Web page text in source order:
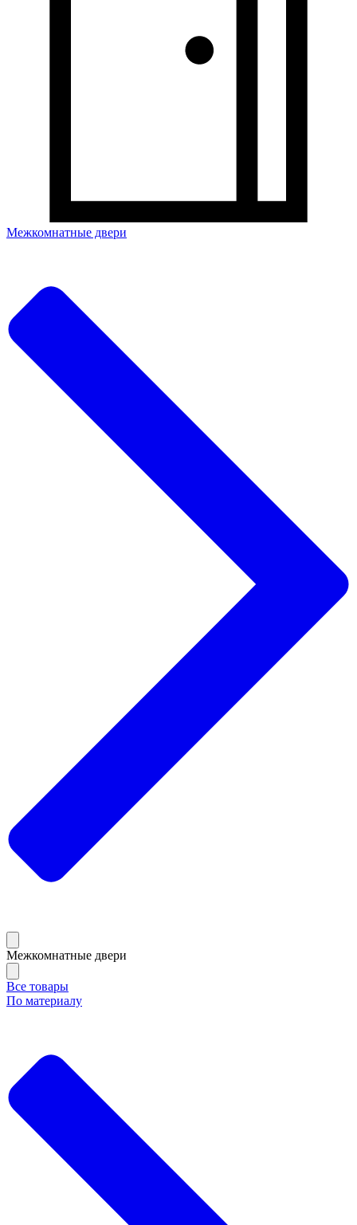
Межкомнатные двери
Межкомнатные двери
Все товары
По материалу